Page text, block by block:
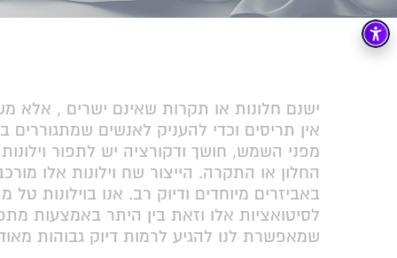
ישנם חלונות או תקרות שאינם ישרים , אלא
אין תריסים וכדי להעניק לאנשים שמתגוררים
מפני השמש, חושך ודקורציה יש לתפור
החלון או התקרה. הייצור שח וילונות אלו
באביזרים מיוחדים ודיוק רב. אנו בוילונות
לסיטואציות אלו וזאת בין היתר באמצעות
שמאפשרת לנו להגיע לרמות דיוק גבוהות